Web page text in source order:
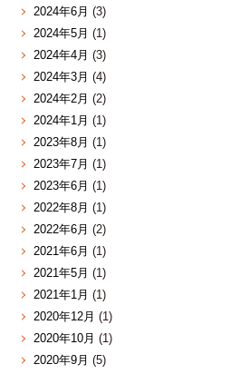
2024年6月 (3)
2024年5月 (1)
2024年4月 (3)
2024年3月 (4)
2024年2月 (2)
2024年1月 (1)
2023年8月 (1)
2023年7月 (1)
2023年6月 (1)
2022年8月 (1)
2022年6月 (2)
2021年6月 (1)
2021年5月 (1)
2021年1月 (1)
2020年12月 (1)
2020年10月 (1)
2020年9月 (5)